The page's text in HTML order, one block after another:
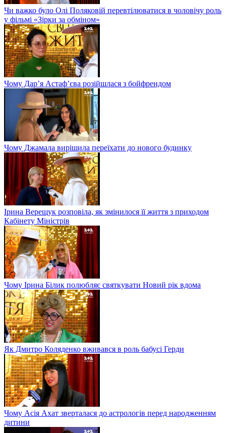
Чи важко було Олі Поляковій перевтілюватися в чоловічу роль
у фільмі «Зірки за обміном»
Чому Дар’я Астаф’єва розійшлася з бойфрендом
Чому Джамала вирішила переїхати до нового будинку
Ірина Верещук розповіла, як змінилося її життя з приходом
Кабінету Міністрів
Чому Ірина Білик полюбляє святкувати Новий рік вдома
Як Дмитро Коляденко вживався в роль бабусі Герди
Чому Асія Ахат зверталася до астрологів перед народженням
дитини